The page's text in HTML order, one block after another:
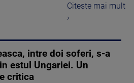
Citeste mai mult
›
intre doi soferi, s-a
estul Ungariei. Un
critica